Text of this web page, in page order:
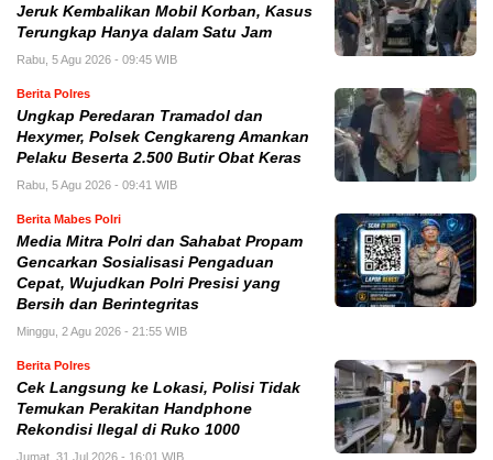
Jeruk Kembalikan Mobil Korban, Kasus
Terungkap Hanya dalam Satu Jam
Rabu, 5 Agu 2026 - 09:45 WIB
Berita Polres
Ungkap Peredaran Tramadol dan
Hexymer, Polsek Cengkareng Amankan
Pelaku Beserta 2.500 Butir Obat Keras
Rabu, 5 Agu 2026 - 09:41 WIB
Berita Mabes Polri
Media Mitra Polri dan Sahabat Propam
Gencarkan Sosialisasi Pengaduan
Cepat, Wujudkan Polri Presisi yang
Bersih dan Berintegritas
Minggu, 2 Agu 2026 - 21:55 WIB
Berita Polres
Cek Langsung ke Lokasi, Polisi Tidak
Temukan Perakitan Handphone
Rekondisi Ilegal di Ruko 1000
Jumat, 31 Jul 2026 - 16:01 WIB